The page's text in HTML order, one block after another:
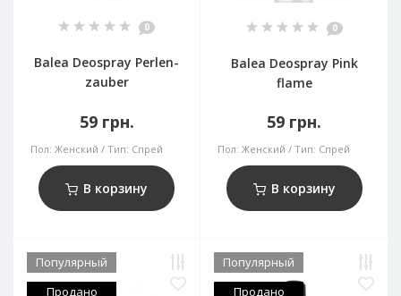
0
Balea Deospray Perlen-
zauber
59 грн.
Пол: Женский Тип: Спрей
В корзину
0
Balea Deospray Pink
flame
59 грн.
Пол: Женский Тип: Спрей
В корзину
Популярный
Продано
Популярный
Продано